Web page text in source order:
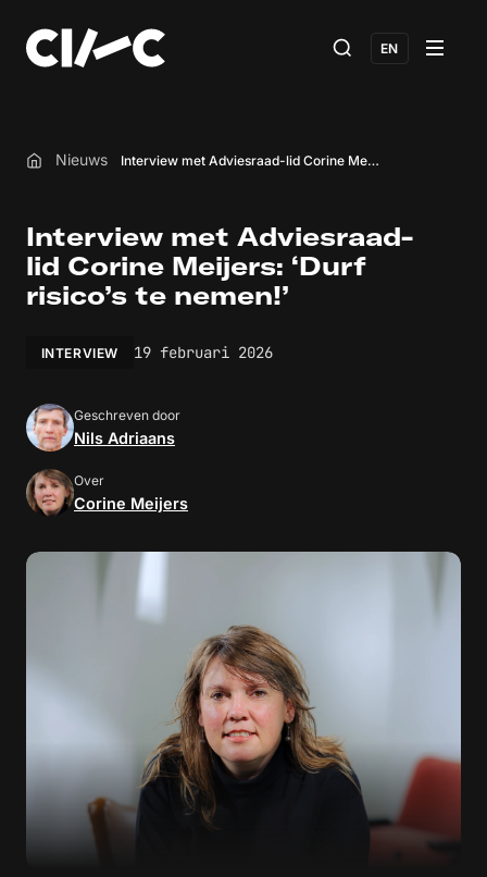
EN
Home
Nieuws Interview met Adviesraad-lid Corine Meijers: ‘Durf risico’s te nemen!’
Interview met Adviesraad-
lid Corine Meijers: ‘Durf
risico’s te nemen!’
INTERVIEW 19 februari 2026
Geschreven door
Nils Adriaans
Over
Corine Meijers